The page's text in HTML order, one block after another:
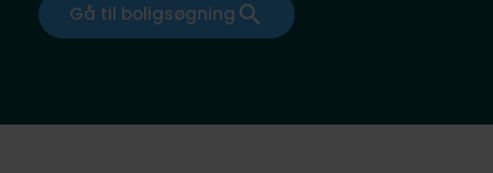
Gå til boligsøgning